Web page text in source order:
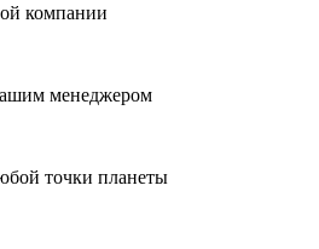
компании
менеджером
точки планеты